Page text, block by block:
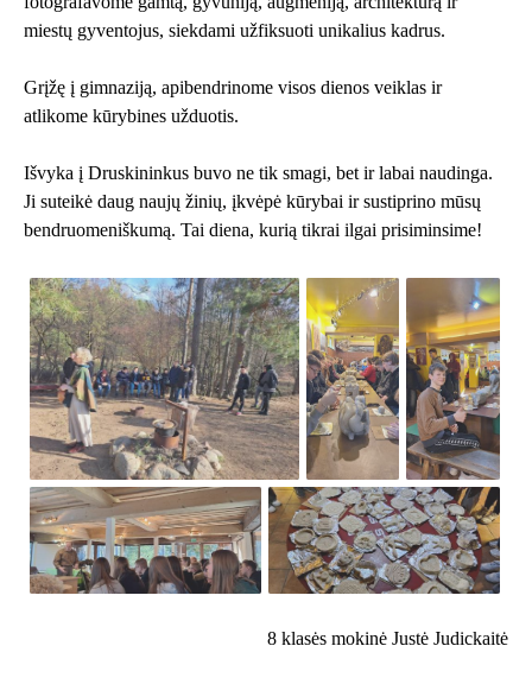
miestų gyventojus, siekdami užfiksuoti unikalius kadrus.
Grįžę į gimnaziją, apibendrinome visos dienos veiklas ir
atlikome kūrybines užduotis.
Išvyka į Druskininkus buvo ne tik smagi, bet ir labai naudinga.
Ji suteikė daug naujų žinių, įkvėpė kūrybai ir sustiprino mūsų
bendruomeniškumą. Tai diena, kurią tikrai ilgai prisiminsime!
8 klasės mokinė Justė Judickaitė